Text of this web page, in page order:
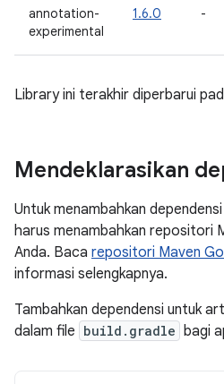
annotation-
experimental
1.6.0 -
Library ini terakhir diperbarui
Mendeklarasikan
Untuk menambahkan
harus menambahkan repositori
Anda. Baca repositori Maven
informasi selengkapnya.
Tambahkan dependensi untuk
dalam file build.gradle bagi